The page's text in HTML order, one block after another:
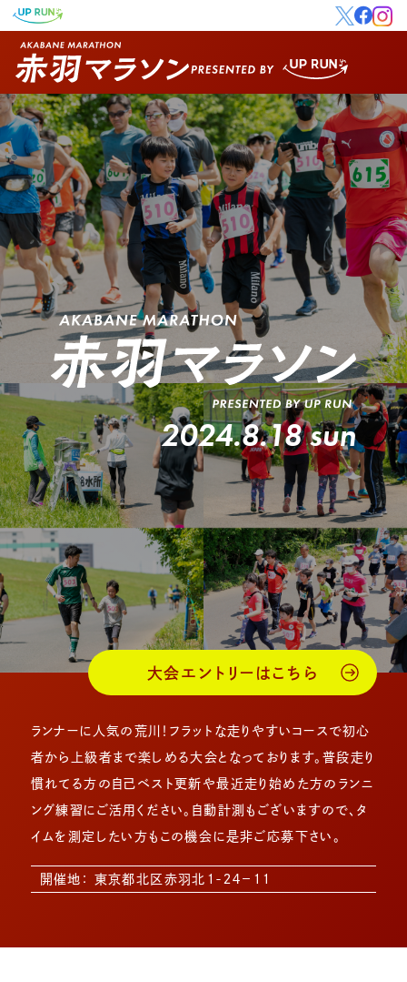
2024.8.18 sun
大会エントリーはこちら
ランナーに人気の荒川！フラットな走りやすいコースで初心
者から上級者まで楽しめる大会となっております。普段走り
慣れてる方の自己ベスト更新や最近走り始めた方のランニ
ング練習にご活用ください。自動計測もございますので、タ
イムを測定したい方もこの機会に是非ご応募下さい。
開催地： 東京都北区赤羽北１-２４−１１